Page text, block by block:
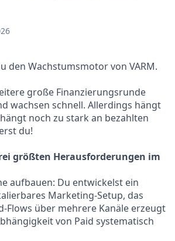
den Wachstumsmotor von VARM.
große Finanzierungsrunde
wachsen schnell. Allerdings hängt
noch zu stark an bezahlten
du!
größten Herausforderungen im
aufbauen: Du entwickelst ein
Marketing-Setup, das
Flows über mehrere Kanäle erzeugt
von Paid systematisch